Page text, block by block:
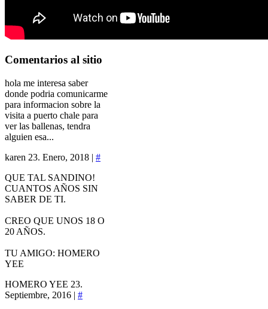
Comentarios al sitio
hola me interesa saber
donde podria comunicarme
para informacion sobre la
visita a puerto chale para
ver las ballenas, tendra
alguien esa...
karen 23. Enero, 2018 | #
QUE TAL SANDINO!
CUANTOS AÑOS SIN
SABER DE TI.
CREO QUE UNOS 18 O
20 AÑOS.
TU AMIGO: HOMERO
YEE
HOMERO YEE 23.
Septiembre, 2016 | #